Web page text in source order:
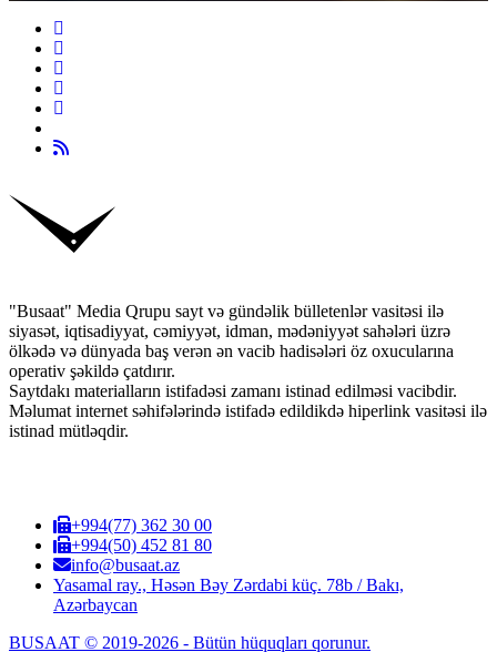
"Busaat" Media Qrupu sayt və gündəlik bülletenlər vasitəsi ilə
siyasət, iqtisadiyyat, cəmiyyət, idman, mədəniyyət sahələri üzrə
ölkədə və dünyada baş verən ən vacib hadisələri öz oxucularına
operativ şəkildə çatdırır.
Saytdakı materialların istifadəsi zamanı istinad edilməsi vacibdir.
Məlumat internet səhifələrində istifadə edildikdə hiperlink vasitəsi ilə
istinad mütləqdir.
+994(77) 362 30 00
+994(50) 452 81 80
info@busaat.az
Yasamal ray., Həsən Bəy Zərdabi küç. 78b / Bakı,
Azərbaycan
BUSAAT © 2019-2026 - Bütün hüquqları qorunur.